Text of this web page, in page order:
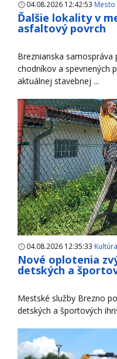
04.08.2026 12:42:53 Mesto
Ďalšie lokality v
asfaltový povrch
Breznianska
chodníkov a spevnených
aktuálnej stavebnej ...
04.08.2026 12:35:33
Nové oplotenia
detských a
Mestské služby Brezno
detských a športových